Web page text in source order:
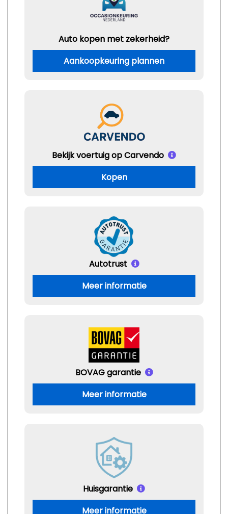
Auto kopen met zekerheid?
Aankoopkeuring plannen
Bekijk voertuig op Carvendo
Kopen
Autotrust
Meer informatie
BOVAG garantie
Meer informatie
Huisgarantie
Meer informatie